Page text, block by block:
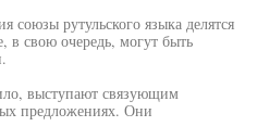
союзы рутульского языка делятся
свою очередь, могут быть
выступают связующим
предложениях. Они